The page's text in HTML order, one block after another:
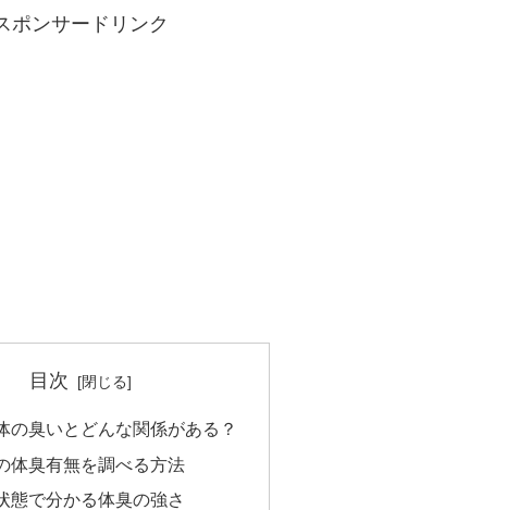
ポンサードリンク
目次
の臭いとどんな関係がある？
体臭有無を調べる方法
態で分かる体臭の強さ